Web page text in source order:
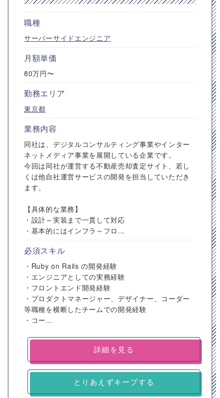
職種
サーバーサイドエンジニア
月額単価
80万円〜
勤務エリア
東京都
業務内容
同社は、デジタルコンサルティング事業やインター
ネットメディア事業を展開している企業です。
今回は同社が運営する不動産売却査定サイト、若し
くは他自社運営サービスの開発を担当していただき
ます。
【具体的な業務】
・設計～実装まで一貫して対応
・基本的にはインフラ～フロ...
必須スキル
・Ruby on Rails の開発経験
・エンジニアとしての実務経験
・フロントエンド開発経験
・プロダクトマネージャー、デザイナー、コーダー
等職種を横断したチームでの開発経験
・コー...
詳細を見る
とりあえずキープする